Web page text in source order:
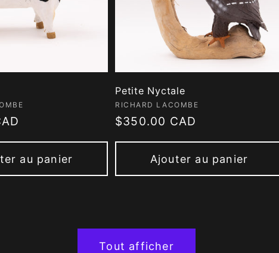
:
au panier
Petite Nyctale
Fournisseur :
RICHARD LACOMBE
Prix
$350.00 CAD
Ajouter au panier
Tout afficher